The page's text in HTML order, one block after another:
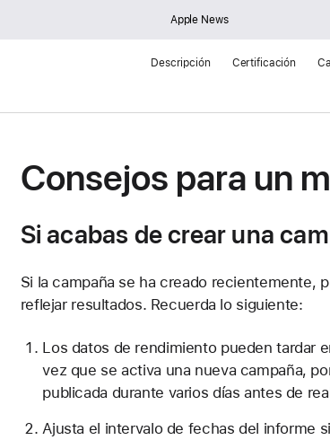
Apple News
Descripción Certificación
Consejos para un
Si acabas de crear una
Si la campaña se ha creado recientemente,
reflejar resultados. Recuerda lo siguiente:
Los datos de rendimiento pueden tardar
vez que se activa una nueva campaña,
publicada durante varios días antes de
Ajusta el intervalo de fechas del informe